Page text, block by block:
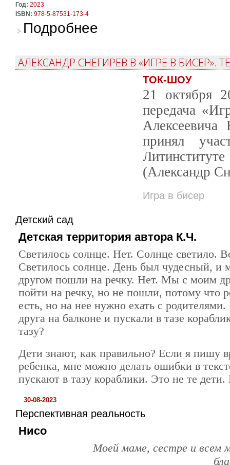
Год: 2023
ISBN: 978-5-87531-173-4
Подробнее
АЛЕКСАНДР СНЕГИРЕВ В «ИГРЕ В БИСЕР».
ТОК-ШОУ
21 октября
передача
принял
(Александр
Игра в бисер
Детский сад
Детская территория автора К.Ч.
Светилось солнце. Нет. Солнце светило.
Светилось солнце. День был чудесный, и
другом пошли на речку. Нет. Мы с моим
пойти на речку, но не пошли, потому что
есть, но на нее нужно ехать с
друга на балконе и пускали в тазе
тазу?
Дети знают, как правильно? Если я пишу
ребенка, мне можно делать ошибки в
пускают в тазу кораблики. Это не те
30-08-2023
Перспективная реальность
Нисо
Моей маме, сестре и всем